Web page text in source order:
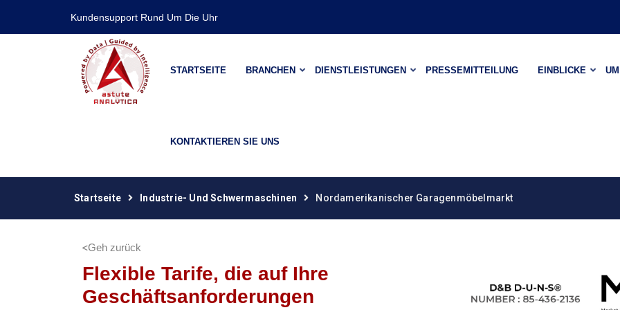
Kundensupport Rund Um Die Uhr
STARTSEITE BRANCHEN DIENSTLEISTUNGEN PRESSEMITTEILUNG EINBLICKE UM
KONTAKTIEREN SIE UNS
Startseite Industrie- Und Schwermaschinen Nordamerikanischer Garagenmöbelmarkt
Geh zurück
Flexible Tarife, die auf Ihre
Geschäftsanforderungen